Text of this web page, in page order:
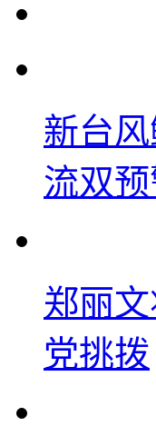
新台
流双预
郑丽
党挑拨